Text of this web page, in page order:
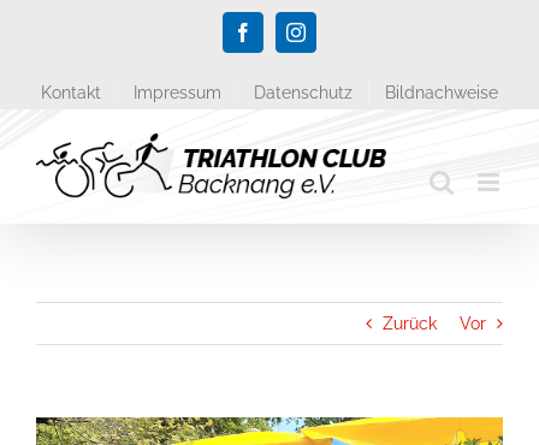
FacebookInstagram
Kontakt Impressum Datenschutz Bildnachweise
Zurück Vor
Zeige